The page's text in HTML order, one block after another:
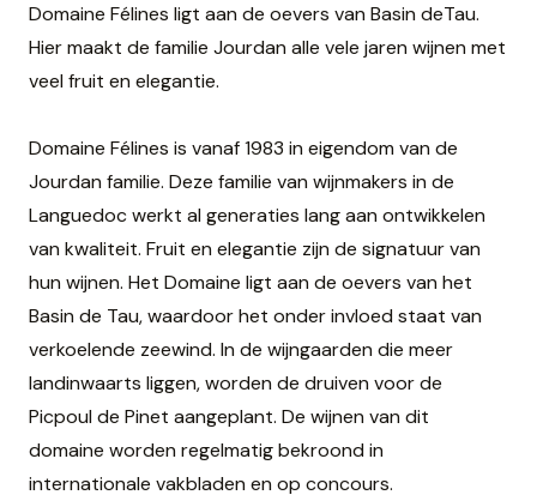
Domaine Félines ligt aan de oevers van Basin deTau.
Hier maakt de familie Jourdan alle vele jaren wijnen met
veel fruit en elegantie.
Domaine Félines is vanaf 1983 in eigendom van de
Jourdan familie. Deze familie van wijnmakers in de
Languedoc werkt al generaties lang aan ontwikkelen
van kwaliteit. Fruit en elegantie zijn de signatuur van
hun wijnen. Het Domaine ligt aan de oevers van het
Basin de Tau, waardoor het onder invloed staat van
verkoelende zeewind. In de wijngaarden die meer
landinwaarts liggen, worden de druiven voor de
Picpoul de Pinet aangeplant. De wijnen van dit
domaine worden regelmatig bekroond in
internationale vakbladen en op concours.